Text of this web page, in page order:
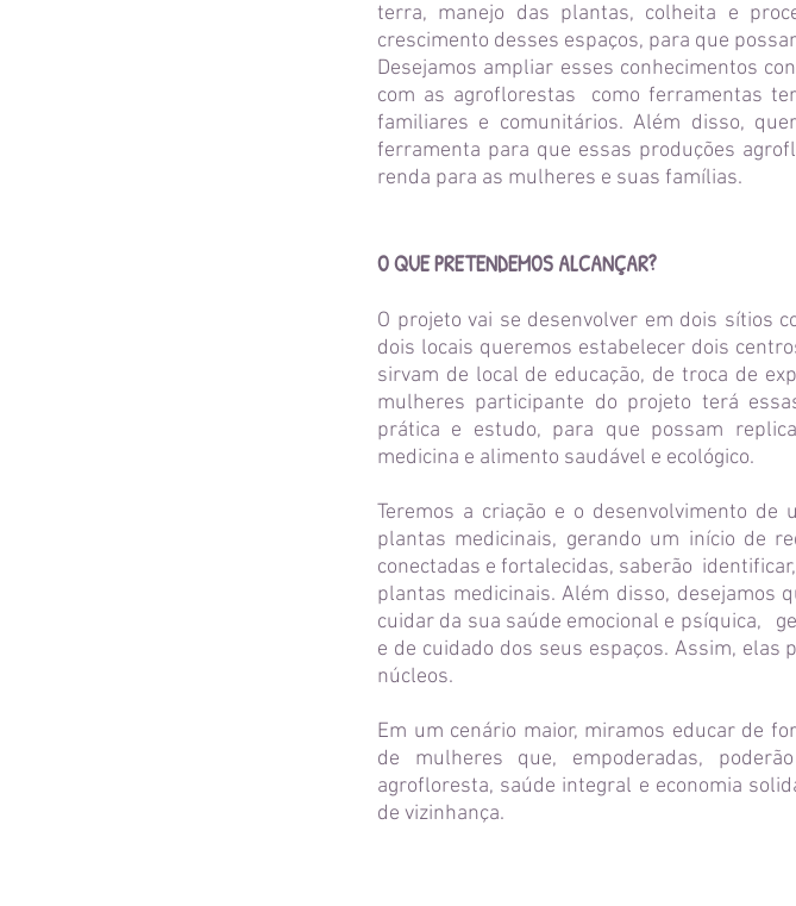
terra, manejo das plantas, colheita e
crescimento desses espaços, para que
Desejamos ampliar esses conhecimentos
com as agroflorestas como ferramentas
familiares e comunitários. Além disso,
ferramenta para que essas produções
renda para as mulheres e suas famílias.
O QUE PRETENDEMOS ALCANÇAR?
O projeto vai se desenvolver em dois sítios
dois locais queremos estabelecer dois
sirvam de local de educação, de troca de
mulheres participante do projeto terá
prática e estudo, para que possam
medicina e alimento saudável e ecológico.
Teremos a criação e o desenvolvimento
plantas medicinais, gerando um início de
conectadas e fortalecidas, saberão
plantas medicinais. Além disso, desejamos
cuidar da sua saúde emocional e psíquica,
e de cuidado dos seus espaços. Assim,
núcleos.
Em um cenário maior, miramos educar de
de mulheres que, empoderadas,
agrofloresta, saúde integral e economia
de vizinhança.